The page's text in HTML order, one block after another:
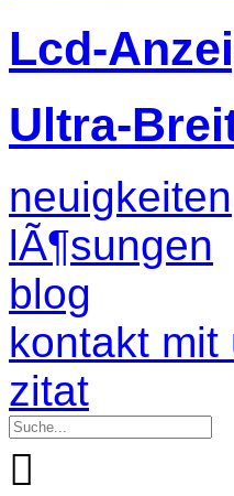
Lcd-
Ultra-
neuigkeiten
lÃ¶sungen
blog
kontakt mit
zitat
